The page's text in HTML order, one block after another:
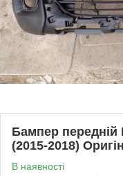
Бампер
(2015-2018)
В наявності